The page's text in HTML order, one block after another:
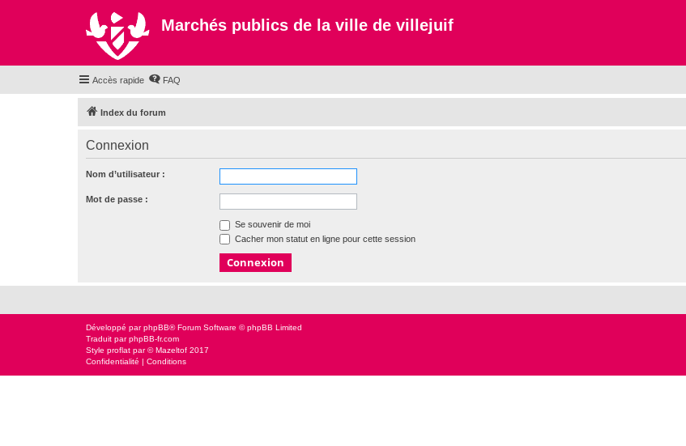
Marchés publics de la ville de villejuif
Accès rapide FAQ
Index du forum
Connexion
Nom d’utilisateur :
Mot de passe :
Se souvenir de moi
Cacher mon statut en ligne pour cette session
Développé parphpBB® Forum Software © phpBB Limited
Traduit parphpBB-fr.com
Style proflat par ©Mazeltof 2017
Confidentialité | Conditions